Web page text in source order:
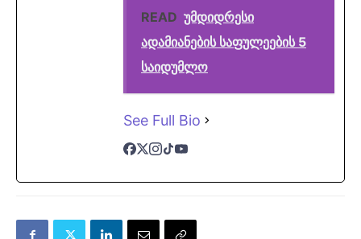
READ უმდიდრესი
ადამიანების საფულეების 5
საიდუმლო
See Full Bio